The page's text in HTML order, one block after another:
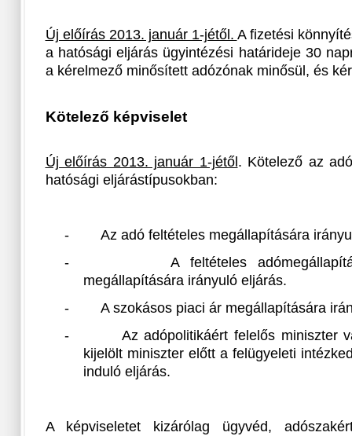
Új előírás 2013. január 1-jétől. A fizetési
a hatósági eljárás ügyintézési határideje 30
a kérelmező minősített adózónak minősül, és
Kötelező képviselet
Új előírás 2013. január 1-jétől . Kötelező az
hatósági eljárástípusokban:
-
Az adó feltételes megállapítására
-
A feltételes
megállapítására irányuló eljárás.
-
A szokásos piaci ár megállapítására
-
Az adópolitikáért felelős miniszter
kijelölt miniszter előtt a felügyeleti
induló eljárás.
A képviseletet kizárólag ügyvéd,